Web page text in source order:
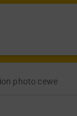
photo cewe